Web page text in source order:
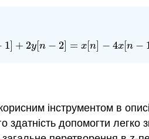
1] + 2y[n − 2] = x[n] − 4x[n −
[ n− 1] +2y[n− 2] =x[ n] −4 x[n−1]
інструментом в
здатність допомогти легко